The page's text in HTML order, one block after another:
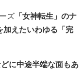
ズ 「女神転生」のナ
加えたいわゆる「完
に中途半端な面もあ